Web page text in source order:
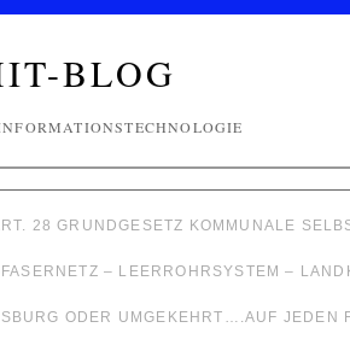
BLOG
28 GRUNDGESETZ KOMMUNALE
– LEERROHRSYSTEM –
ODER UMGEKEHRT….AUF JEDEN